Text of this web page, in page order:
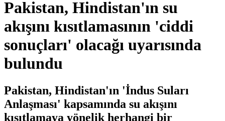
Pakistan, Hindistan'ın su
akışını kısıtlamasının 'ciddi
sonuçları' olacağı uyarısında
bulundu
Pakistan, Hindistan'ın 'İndus Suları
Anlaşması' kapsamında su akışını
kısıtlamaya yönelik herhangi bir